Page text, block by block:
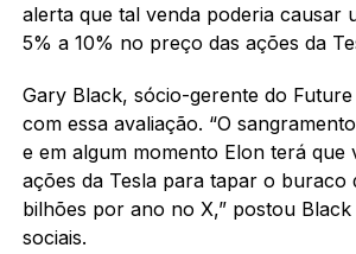
alerta que tal venda poderia causar
5% a 10% no preço das ações da
Gary Black, sócio-gerente do
com essa avaliação. “O
e em algum momento Elon terá que
ações da Tesla para tapar o buraco
bilhões por ano no X,” postou Black
sociais.